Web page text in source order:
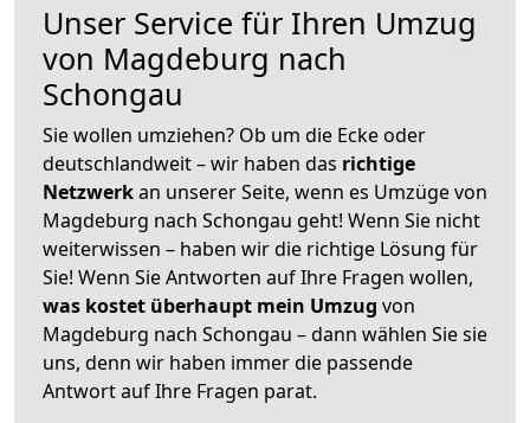
Unser Service für Ihren Umzug
von Magdeburg nach
Schongau
Sie wollen umziehen? Ob um die Ecke oder
deutschlandweit – wir haben das richtige
Netzwerkan unserer Seite, wenn es Umzüge von
Magdeburg nach Schongau geht! Wenn Sie nicht
weiterwissen – haben wir die richtige Lösung für
Sie! Wenn Sie Antworten auf Ihre Fragen wollen,
was kostet überhaupt mein Umzug von
Magdeburg nach Schongau – dann wählen Sie sie
uns, denn wir haben immer die passende
Antwort auf Ihre Fragen parat.